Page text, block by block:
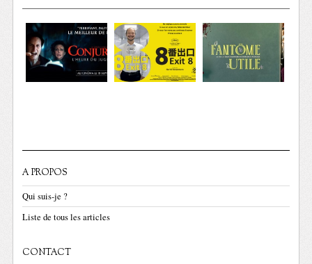
A PROPOS
Qui suis-je ?
Liste de tous les articles
CONTACT